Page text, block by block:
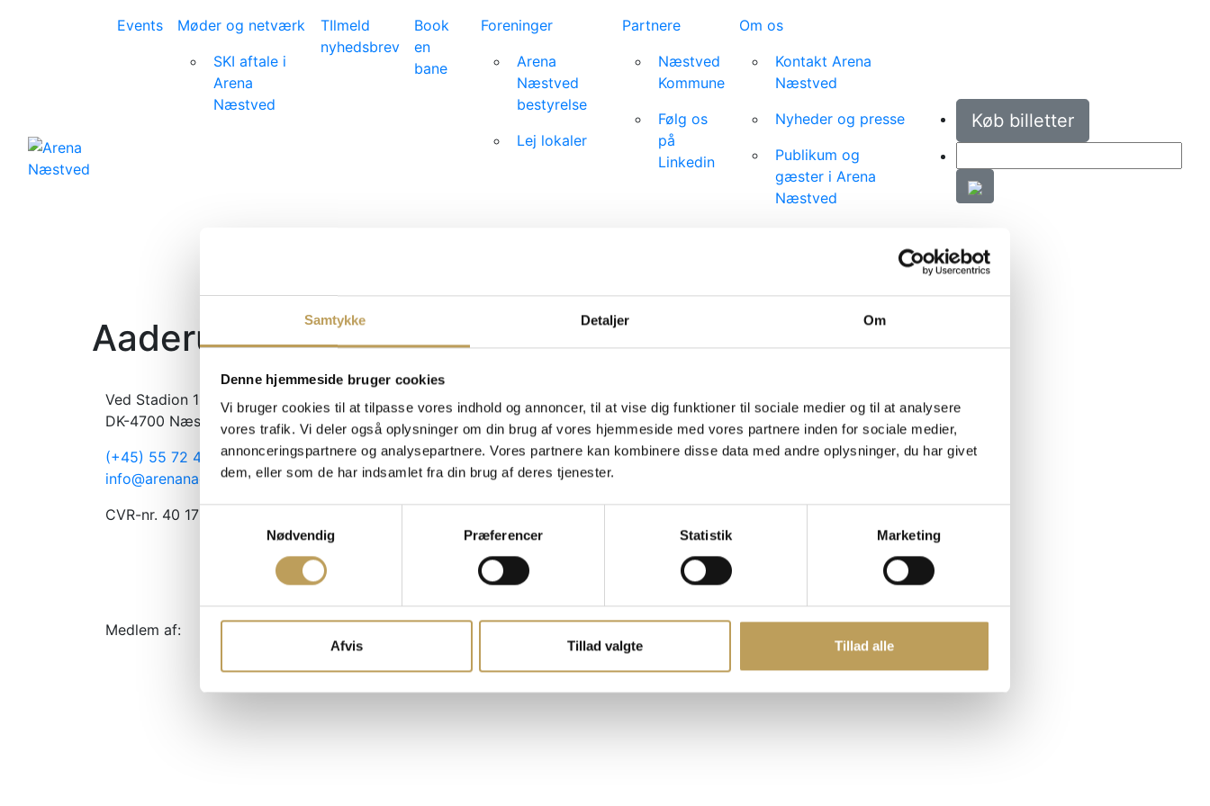
Samtykke Detaljer Om
Denne hjemmeside bruger cookies
Vi bruger cookies til at tilpasse vores indhold og annoncer, til at vise dig funktioner til sociale medier og til at analysere
vores trafik. Vi deler også oplysninger om din brug af vores hjemmeside med vores partnere inden for sociale medier,
annonceringspartnere og analysepartnere. Vores partnere kan kombinere disse data med andre oplysninger, du har givet
dem, eller som de har indsamlet fra din brug af deres tjenester.
Nødvendig
Præferencer Statistik Marketing
Afvis Tillad valgte Tillad alle
Events
Møder og netværk
SKI aftale i
Arena
Næstved
TIlmeld
nyhedsbrev
Book
en
bane
Foreninger
Arena
Næstved
bestyrelse
Lej lokaler
Partnere
Næstved
Kommune
Følg os
på
Linkedin
Om os
Kontakt Arena
Næstved
Nyheder og presse
Publikum og
gæster i Arena
Næstved
specifikationer
Køb billetter
Aaderup VVS
Ved Stadion 11
DK-4700 Næstved
(+45) 55 72 44 15
info@arenanaestved.dk
CVR-nr. 40 17 69 18
Foreninger
Erhvervspartnere
Kontakt Arena Næstved
Møder og netværk
Book en bane
Whistleblower
Medlem af: